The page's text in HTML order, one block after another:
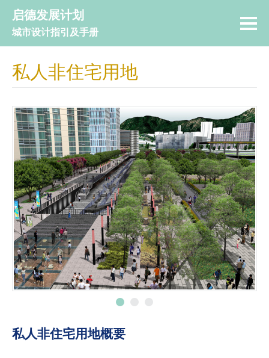
启德发展计划
城市设计指引及手册
私人非住宅用地
私人非住宅用地概要